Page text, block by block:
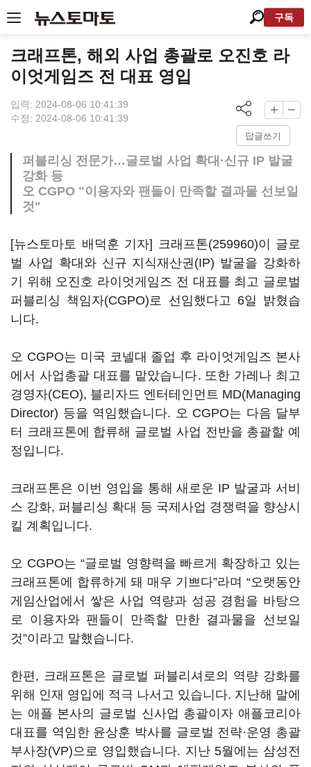
구독
크래프톤, 해외 사업 총괄로 오진호 라
이엇게임즈 전 대표 영입
입력: 2024-08-06 10:41:39
수정: 2024-08-06 10:41:39
답글쓰기
퍼블리싱 전문가…글로벌 사업 확대·신규 IP 발굴
강화 등
오 CGPO "이용자와 팬들이 만족할 결과물 선보일
것"
[뉴스토마토 배덕훈 기자] 크래프톤(259960)이 글로
벌 사업 확대와 신규 지식재산권 (IP) 발굴을 강화하
기 위해 오진호 라이엇게임즈 전 대표를 최고 글로벌
퍼블리싱 책임자(CGPO)로 선임했다고 6일 밝혔습
니다.
오 CGPO는 미국 코넬대 졸업 후 라이엇게임즈 본사
에서 사업총괄 대표를 맡았습니다. 또한 가레나 최고
경영자(CEO), 블리자드 엔터테인먼트 MD(Managing
Director) 등을 역임했습니다. 오 CGPO는 다음 달부
터 크래프톤에 합류해 글로벌 사업 전반을 총괄할 예
정입니다.
크래프톤은 이번 영입을 통해 새로운 IP 발굴과 서비
스 강화, 퍼블리싱 확대 등 국제사업 경쟁력을 향상시
킬 계획입니다.
오 CGPO는 “글로벌 영향력을 빠르게 확장하고 있는
크래프톤에 합류하게 돼 매우 기쁘다”라며“오랫동안
게임산업에서 쌓은 사업 역량과 성공 경험을 바탕으
로 이용자와 팬들이 만족할 만한 결과물을 선보일
것”이라고 말했습니다.
한편, 크래프톤은 글로벌 퍼블리셔로의 역량 강화를
위해 인재 영입에 적극 나서고 있습니다. 지난해 말에
는 애플 본사의 글로벌 신사업 총괄이자 애플코리아
대표를 역임한 윤상훈 박사를 글로벌 전략·운영 총괄
부사장(VP)으로 영입했습니다. 지난 5월에는 삼성전